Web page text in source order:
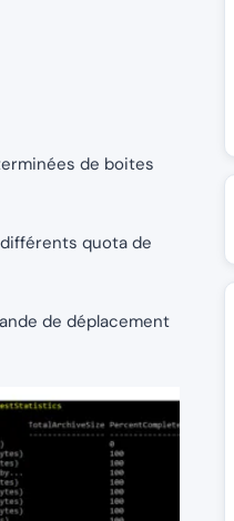
de boites
quota de
de déplacement